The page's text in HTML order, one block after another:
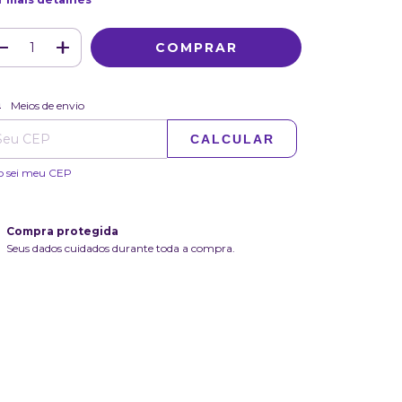
para o CEP:
Meios de envio
CALCULAR
sei meu CEP
Compra protegida
Seus dados cuidados durante toda a compra.